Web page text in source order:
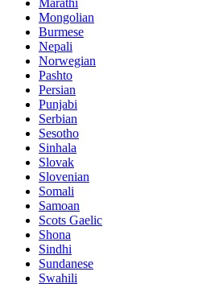
Mongolian
Burmese
Nepali
Norwegian
Pashto
Persian
Punjabi
Serbian
Sesotho
Sinhala
Slovak
Slovenian
Somali
Samoan
Scots Gaelic
Shona
Sindhi
Sundanese
Swahili